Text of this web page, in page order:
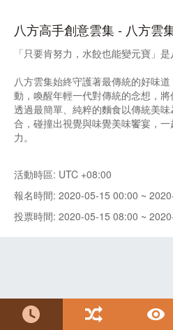
八方高手創意雲集 - 八方雲
「只要肯努力，水餃也能變元寶」
八方雲集始終守護著最傳統的好味
動，喚醒年輕一代對傳統的念想，
透過最簡單、純粹的麵食以傳統美
合，碰撞出視覺與味覺美味饗宴，
力。
活動時區: UTC +08:00
報名時間: 2020-05-15 00:00 ~
投票時間: 2020-05-15 08:00 ~